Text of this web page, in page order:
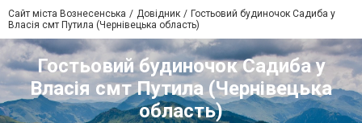
Сайт міста Вознесенська Довідник
Гостьовий будиночок Садиба у
Власія смт Путила (Чернівецька область)
Гостьовий будиночок Садиба у
Власія смт Путила (Чернівецька
область)